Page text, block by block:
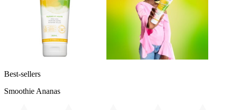
Best-sellers
Smoothie Ananas